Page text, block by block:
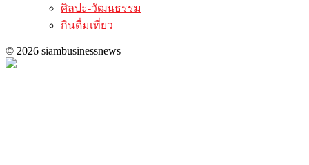
ศิลปะ-วัฒนธรรม
กินดื่มเที่ยว
© 2026 siambusinessnews